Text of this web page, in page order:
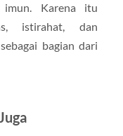
imun. Karena itu
istirahat, dan
bagian dari